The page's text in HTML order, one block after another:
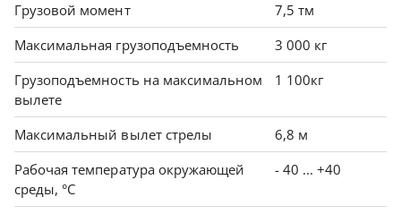
Грузовой момент
7,5 тм
Максимальная грузоподъемность
3 000 кг
Грузоподъемность на максимальном
вылете
1 100кг
Максимальный вылет стрелы
6,8 м
Рабочая температура окружающей
среды, °C
- 40 ... +40